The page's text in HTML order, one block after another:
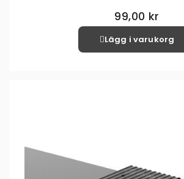
99,00 kr
Lägg i varukorg